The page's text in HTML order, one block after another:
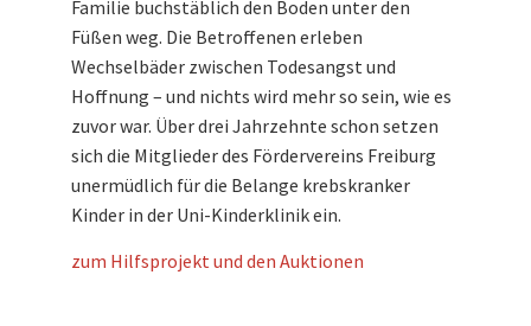
Familie buchstäblich den Boden unter den
Füßen weg. Die Betroffenen erleben
Wechselbäder zwischen Todesangst und
Hoffnung – und nichts wird mehr so sein, wie es
zuvor war. Über drei Jahrzehnte schon setzen
sich die Mitglieder des Fördervereins Freiburg
unermüdlich für die Belange krebskranker
Kinder in der Uni-Kinderklinik ein.
zum Hilfsprojekt und den Auktionen